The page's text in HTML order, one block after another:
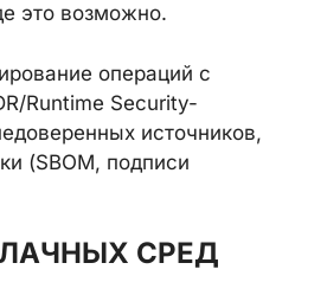
это возможно.
операций с
Runtime Security-
источников,
(SBOM, подписи
СРЕД